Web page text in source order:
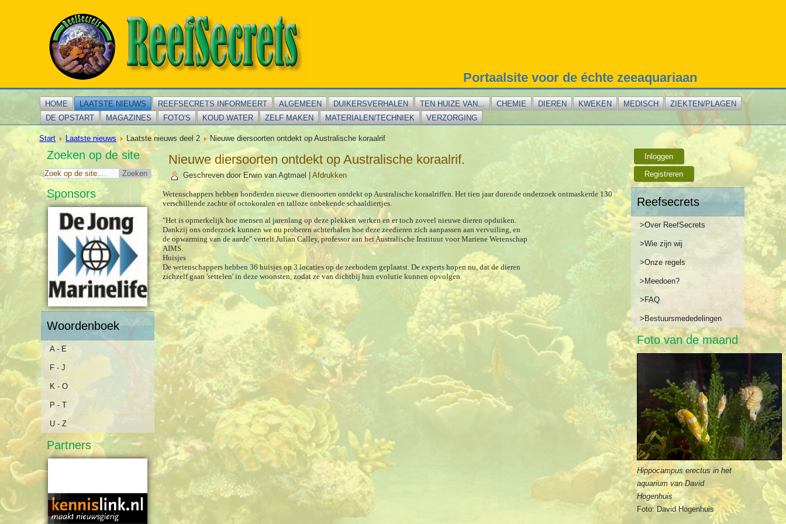
Portaalsite voor de échte zeeaquariaan
HOME LAATSTE NIEUWS REEFSECRETS INFORMEERT ALGEMEEN DUIKERSVERHALEN TEN HUIZE VAN... CHEMIE DIEREN KWEKEN MEDISCH
ZIEKTEN/PLAGEN
DE OPSTART
MAGAZINES FOTO'S KOUD WATER ZELF MAKEN MATERIALEN/TECHNIEK VERZORGING
Start Laatste nieuws Laatste nieuws deel 2 Nieuwe diersoorten ontdekt op Australische koraalrif
Zoeken op de site
Sponsors
Woordenboek
A - E
F - J
K - O
P - T
U - Z
Partners
Nieuwe diersoorten ontdekt op Australische koraalrif.
Geschreven door Erwin van Agtmael |Afdrukken
Wetenschappers hebben honderden nieuwe diersoorten ontdekt op Australische koraalriffen. Het tien jaar durende onderzoek ontmaskerde 130
verschillende zachte of octokoralen en talloze onbekende schaaldiertjes.
"Het is opmerkelijk hoe mensen al jarenlang op deze plekken werken en er toch zoveel nieuwe dieren opduiken.
Dankzij ons onderzoek kunnen we nu proberen achterhalen hoe deze zeedieren zich aanpassen aan vervuiling, en
de opwarming van de aarde" vertelt Julian Calley, professor aan het Australische Instituut voor Mariene Wetenschap
AIMS.
Huisjes
De wetenschappers hebben 36 huisjes op 3 locaties op de zeebodem geplaatst. De experts hopen nu, dat de dieren
zichzelf gaan 'settelen' in deze woonsten, zodat ze van dichtbij hun evolutie kunnen opvolgen.
Inloggen
Registreren
Reefsecrets
>Over ReefSecrets
>Wie zijn wij
>Onze regels
>Meedoen?
>FAQ
>Bestuursmededelingen
Foto van de maand
Hippocampus erectus in het
aquarium van David
Hogenhuis
Foto: David Hogenhuis